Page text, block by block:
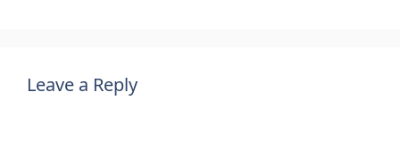
Leave a Reply